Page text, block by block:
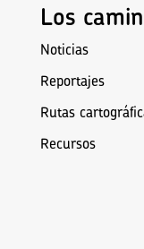
Los
Noticias
Reportajes
Rutas
Recursos